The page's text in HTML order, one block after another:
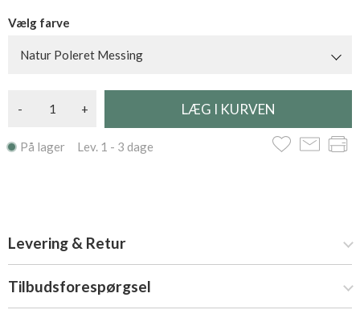
Vælg farve
Natur Poleret Messing
- +
På lager Lev. 1 - 3 dage
Levering & Retur
Tilbudsforespørgsel